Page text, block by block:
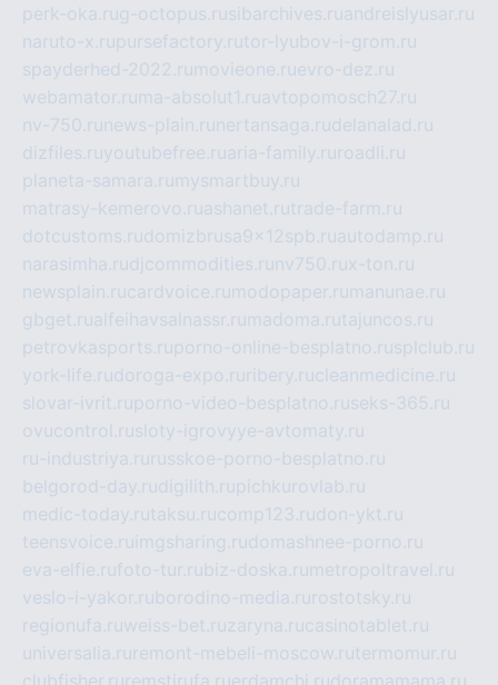
perk-oka.rug-octopus.rusibarchives.ruandreislyusar.ru
naruto-x.rupursefactory.rutor-lyubov-i-grom.ru
spayderhed-2022.ru movieone.ruevro-dez.ru
webamator.ru ma-absolut1.ruavtopomosch27.ru
nv-750.ru news-plain.ru nertansaga.rudelanalad.ru
dizfiles.ruyoutubefree.ruaria-family.ru roadli.ru
planeta-samara.ru mysmartbuy.ru
matrasy-kemerovo.ruashanet.rutrade-farm.ru
dotcustoms.rudomizbrusa9x12spb.ruautodamp.ru
narasimha.rudjcommodities.ru nv750.rux-ton.ru
newsplain.rucardvoice.ru modopaper.ru manunae.ru
gbget.rualfeihavsalnassr.ru madoma.rutajuncos.ru
petrovkasports.ruporno-online-besplatno.rusplclub.ru
york-life.rudoroga-expo.ru ribery.rucleanmedicine.ru
slovar-ivrit.ruporno-video-besplatno.ruseks-365.ru
ovucontrol.rusloty-igrovyye-avtomaty.ru
ru-industriya.ru russkoe-porno-besplatno.ru
belgorod-day.rudigilith.rupichkurovlab.ru
medic-today.rutaksu.rucomp123.rudon-ykt.ru
teensvoice.ru imgsharing.rudomashnee-porno.ru
eva-elfie.rufoto-tur.rubiz-doska.ru metropoltravel.ru
veslo-i-yakor.ruborodino-media.ru rostotsky.ru
regionufa.ruweiss-bet.ruzaryna.rucasinotablet.ru
universalia.ru remont-mebeli-moscow.rutermomur.ru
clubfisher.ru remstirufa.ruerdamchi.rudoramamama.ru